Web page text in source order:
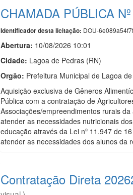
CHAMADA PÚBLICA
Identificador desta licitação: DOU-
Abertura: 10/08/2026 10:01
Cidade: Lagoa de Pedras (RN)
Orgão: Prefeitura Municipal de Lagoa
Aquisição exclusiva de Gêneros
Pública com a contratação de
Associações/empreendimentos rurais
atender as necessidades nutricionais
educação através da Lei nº 11.947 de
atender as necessidades dos alunos da
Contratação Direta